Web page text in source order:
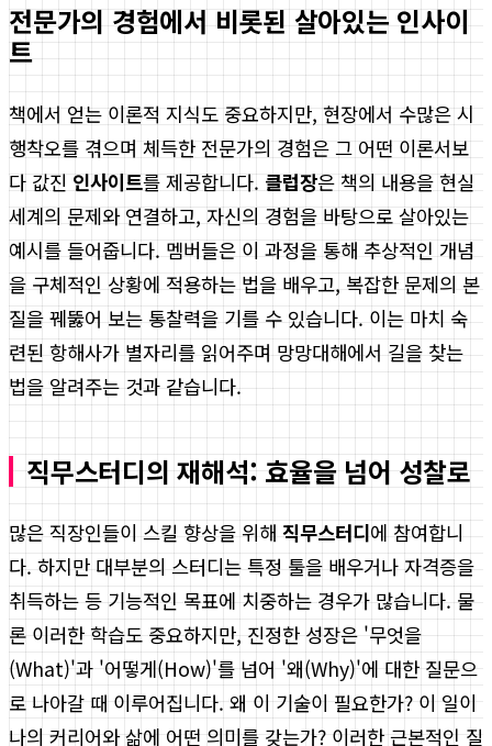
전문가의 경험에서 비롯된 살아있는 인사이
트
책에서 얻는 이론적 지식도 중요하지만, 현장에서 수많은 시
행착오를 겪으며 체득한 전문가의 경험은 그 어떤 이론서보
다 값진 인사이트를 제공합니다. 클럽장은 책의 내용을 현실
세계의 문제와 연결하고, 자신의 경험을 바탕으로 살아있는
예시를 들어줍니다. 멤버들은 이 과정을 통해 추상적인 개념
을 구체적인 상황에 적용하는 법을 배우고, 복잡한 문제의 본
질을 꿰뚫어 보는 통찰력을 기를 수 있습니다. 이는 마치 숙
련된 항해사가 별자리를 읽어주며 망망대해에서 길을 찾는
법을 알려주는 것과 같습니다.
직무스터디의 재해석: 효율을 넘어 성찰로
많은 직장인들이 스킬 향상을 위해 직무스터디에 참여합니
다. 하지만 대부분의 스터디는 특정 툴을 배우거나 자격증을
취득하는 등 기능적인 목표에 치중하는 경우가 많습니다. 물
론 이러한 학습도 중요하지만, 진정한 성장은 '무엇을
(What)'과 '어떻게(How)'를 넘어 '왜(Why)'에 대한 질문으
로 나아갈 때 이루어집니다. 왜 이 기술이 필요한가? 이 일이
나의 커리어와 삶에 어떤 의미를 갖는가? 이러한 근본적인 질